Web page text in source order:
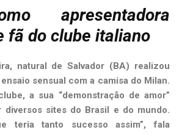
apresentadora
fã do clube italiano
natural de Salvador (BA) realizou
sensual com a camisa do Milan.
a sua “demonstração de amor”
diversos sites do Brasil e do mundo.
teria tanto sucesso assim”, fala